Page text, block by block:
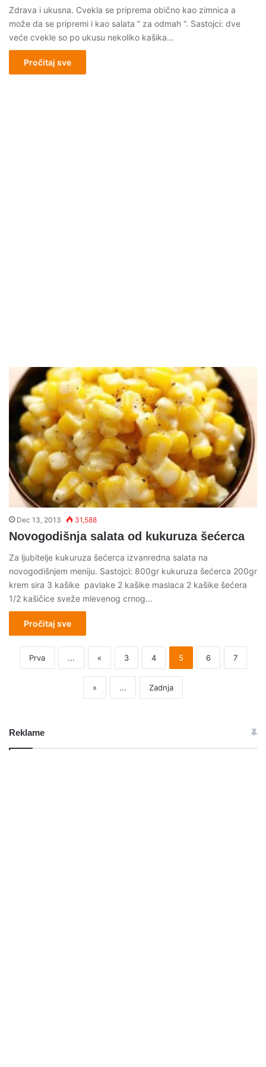
Zdrava i ukusna. Cvekla se priprema obično kao zimnica a
može da se pripremi i kao salata ” za odmah “. Sastojci: dve
veće cvekle so po ukusu nekoliko kašika…
Pročitaj sve
Dec 13, 2013 31,588
Novogodišnja salata od kukuruza šećerca
Za ljubitelje kukuruza šećerca izvanredna salata na
novogodišnjem meniju. Sastojci: 800gr kukuruza šećerca 200gr
krem sira 3 kašike pavlake 2 kašike maslaca 2 kašike šećera
1/2 kašičice sveže mlevenog crnog…
Pročitaj sve
Prva ... « 3 4 5 6 7
» ... Zadnja
Reklame